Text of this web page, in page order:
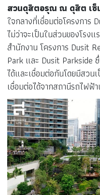
สวนดุสิตอรุณ ณ ดุสิต เซ็
ใจกลางที่เชื่อมต่อโครงการ
ไม่ว่าจะเป็นในส่วนของโรง
สำนักงาน โครงการ Dusit
Park และ Dusit Parkside
ได้และเชื่อมต่อกันโดยมีสวน
เชื่อมต่อได้จากสถานีรถไฟฟ้